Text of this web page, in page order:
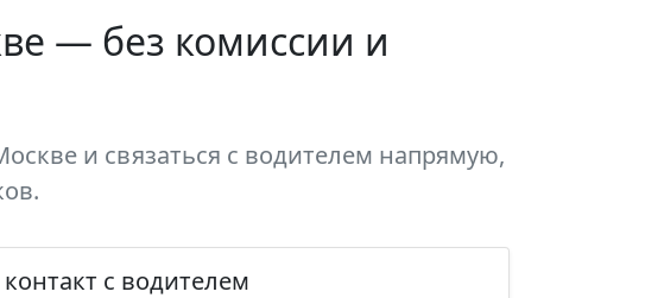
— без комиссии и
и связаться с водителем напрямую,
с водителем